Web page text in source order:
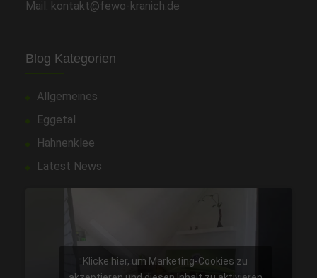
Mail: kontakt@fewo-kranich.de
Blog Kategorien
Allgemeines
Eggetal
Hahnenklee
Latest News
Klicke hier, um Marketing-Cookies zu